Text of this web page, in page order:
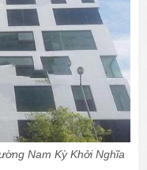
Nam Kỳ Khởi Nghĩa